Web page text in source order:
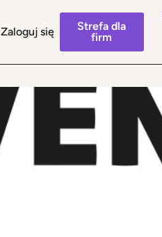
Zaloguj się
Strefa dla
firm